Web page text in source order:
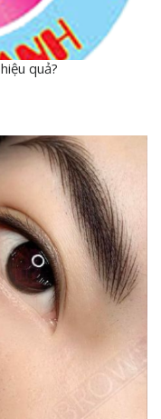
quả?